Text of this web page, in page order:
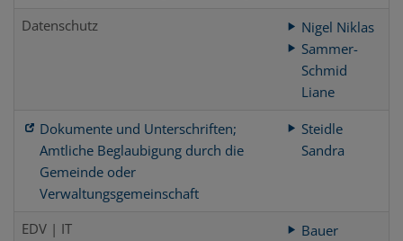
Datenschutz
Nigel Niklas
Sammer-
Schmid
Liane
Dokumente und Unterschriften;
Amtliche Beglaubigung durch die
Gemeinde oder
Verwaltungsgemeinschaft
Steidle
Sandra
EDV | IT
Bauer